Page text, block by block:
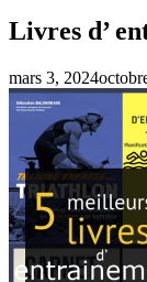
Livres d’
mars 3, 2024